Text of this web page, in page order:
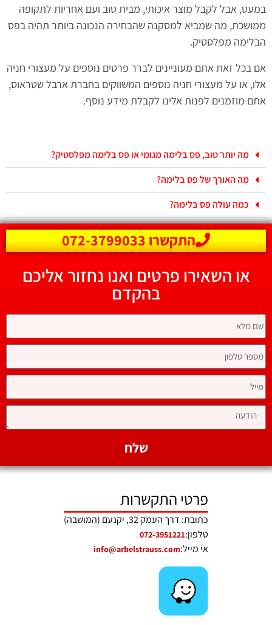
במעט, אבל לקבל מוצר איכותי, מבית טוב ועם אחריות לתקופה
ממושכת, מה שמביא למסקנה שהבחירה הנכונה ביותר תהיה בפס
הבלימה מפלסטיק.
אם בכל זאת אתם מעוניינים לברר פרטים נוספים על מעצורי חניה
אלו, או על מעצורי חניה נוספים המשווקים בחברת ארבל שטראוס,
אתם מוזמנים לפנות אלינו לקבלת מידע נוסף.
מה יותר טוב, פס בלימה מגומי או פס בלימה מפלסטיק?
מה האורך של פס בלימה?
כמה עולה פס בלימה?
התקשרו 072-3799033
או השאירו פרטים ואנו נחזור אליכם
בהקדם
שלח
פרטי התקשרות
כתובת: דרך העמק 32, יקנעם (המושבה)
טלפון:072-3951221
אי מייל:info@arbelstrauss.com